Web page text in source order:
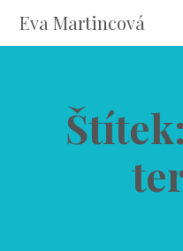
Eva Martincová